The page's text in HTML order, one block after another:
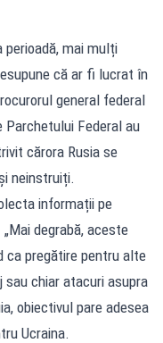
mai mulți
că ar fi lucrat în
general federal
Federal au
cărora Rusia se
neinstruiți.
informații pe
degrabă, aceste
ca pregătire pentru alte
chiar atacuri asupra
obiectivul pare adesea
Ucraina.